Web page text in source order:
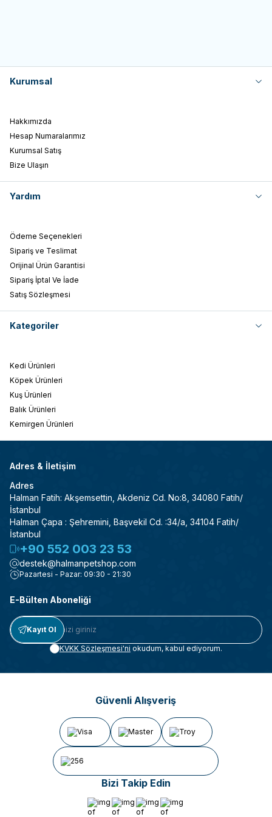
Kurumsal
Hakkımızda
Hesap Numaralarımız
Kurumsal Satış
Bize Ulaşın
Yardım
Ödeme Seçenekleri
Sipariş ve Teslimat
Orijinal Ürün Garantisi
Sipariş İptal Ve İade
Satış Sözleşmesi
Kategoriler
Kedi Ürünleri
Köpek Ürünleri
Kuş Ürünleri
Balık Ürünleri
Kemirgen Ürünleri
Adres & İletişim
Adres
Halman Fatih: Akşemsettin, Akdeniz Cd. No:8, 34080 Fatih/
İstanbul
Halman Çapa : Şehremini, Başvekil Cd. :34/a, 34104 Fatih/
İstanbul
+90 552 003 23 53
destek@halmanpetshop.com
Pazartesi - Pazar: 09:30 - 21:30
E-Bülten Aboneliği
Kayıt Ol
KVKK Sözleşmesi'ni okudum, kabul ediyorum.
Güvenli Alışveriş
Bizi Takip Edin